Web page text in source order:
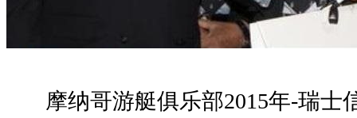
摩纳哥游艇俱乐部2015年-瑞士